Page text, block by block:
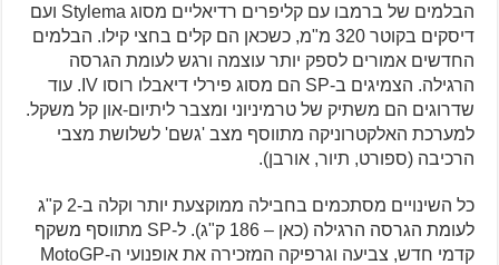
הבלמים של ברמבו עם קליפרים רדיאליים מסוג Stylema ועם
דיסקים בקוטר 320 מ"מ, כשכאן הם קלים בחצי קילו. הבלמים
החדשים אמורים לספק יותר עוצמה ורגש לעומת הגרסה
הרגילה. הצמיגים ב-SP הם מסוג פירלי דיאבלו רוסו IV. עוד
שדרוגים הם משתיק של טרמיניוני ומצבר ליתיום-און קל משקל.
למערכת האלקטרוניקה מתווסף מצב 'גשם' לשלושת מצבי
הרכיבה (ספורט, תיור, אורבן).
כל השינויים מסתכמים בחבילה ממוקצעת יותר וקלה ב-2 ק"ג
לעומת הגרסה הרגילה (כאן – 186 ק"ג). ל-SP מתווסף משקף
קדמי חדש, צביעה וגרפיקה המזכירה את אופנועי ה-MotoGP